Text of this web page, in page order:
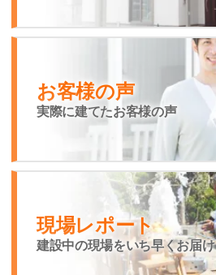
お客様の声
実際に建てたお客様の声
現場レポート
建設中の現場をいち早くお届け